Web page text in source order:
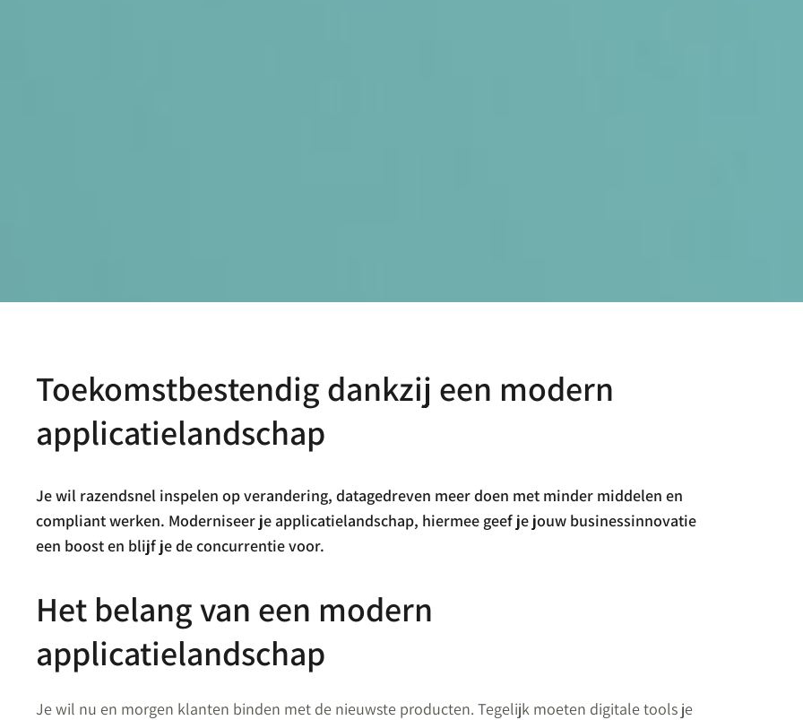
Toekomstbestendig dankzij een modern
applicatielandschap
Je wil razendsnel inspelen op verandering, datagedreven meer doen met minder middelen en
compliant werken. Moderniseer je applicatielandschap, hiermee geef je jouw businessinnovatie
een boost en blijf je de concurrentie voor.
Het belang van een modern
applicatielandschap
Je wil nu en morgen klanten binden met de nieuwste producten. Tegelijk moeten digitale tools je